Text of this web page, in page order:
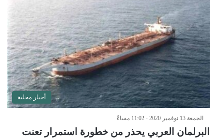
أخبار محلية
الجمعة 13 نوفمبر 2020 - 11:02 مساءً
البرلمان العربي يحذر من خطورة استمرار تعنت